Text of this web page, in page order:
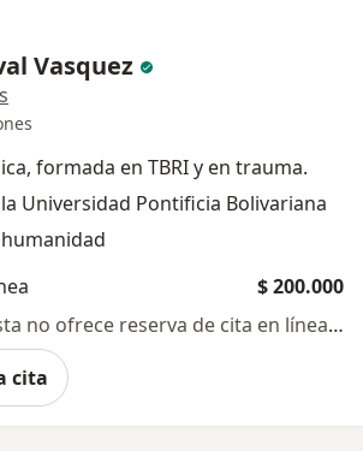
Vasquez
formada en TBRI y en trauma.
Universidad Pontificia Bolivariana
$ 200.000
Este especialista no ofrece reserva de cita en línea en esta dirección.
cita